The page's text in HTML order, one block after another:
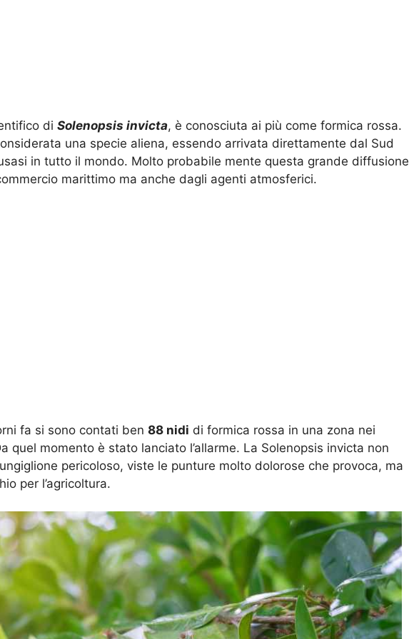
di Solenopsis invicta, è conosciuta ai più come formica rossa.
una specie aliena, essendo arrivata direttamente dal Sud
in tutto il mondo. Molto probabile mente questa grande diffusione
marittimo ma anche dagli agenti atmosferici.
fa si sono contati ben 88 nidi di formica rossa in una zona nei
quel momento è stato lanciato l’allarme. La Solenopsis invicta non
pericoloso, viste le punture molto dolorose che provoca, ma
per l’agricoltura.